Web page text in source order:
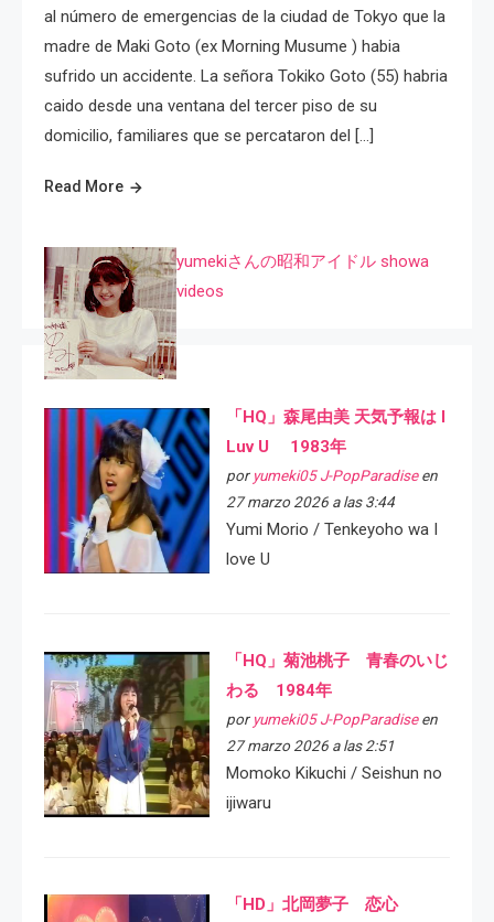
al número de emergencias de la ciudad de Tokyo que la
madre de Maki Goto (ex Morning Musume ) habia
sufrido un accidente. La señora Tokiko Goto (55) habria
caido desde una ventana del tercer piso de su
domicilio, familiares que se percataron del […]
Read More
yumekiさんの昭和アイドル showa
videos
「HQ」森尾由美 天気予報は I
Luv U 1983年
por yumeki05 J-PopParadiseen
27 marzo 2026 a las 3:44
Yumi Morio / Tenkeyoho wa I
love U
「HQ」菊池桃子 青春のいじ
わる 1984年
por yumeki05 J-PopParadiseen
27 marzo 2026 a las 2:51
Momoko Kikuchi / Seishun no
ijiwaru
「HD」北岡夢子 恋心